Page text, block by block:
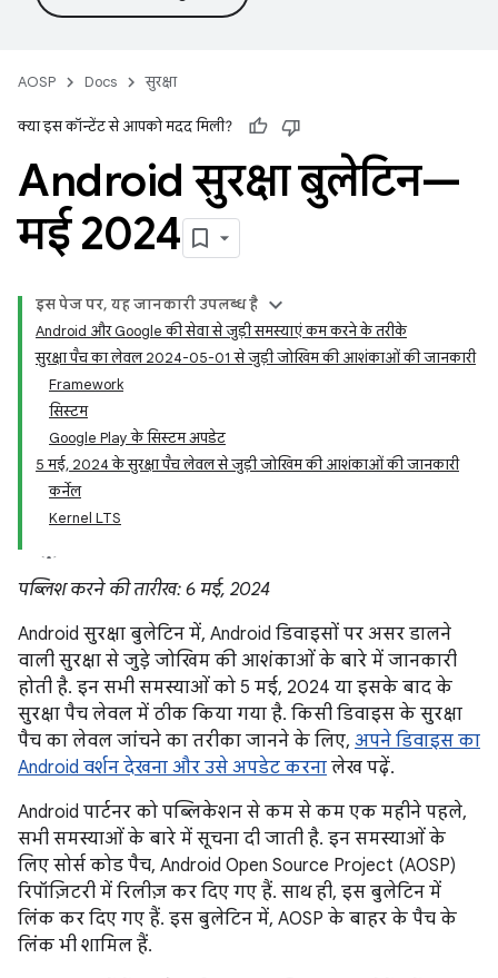
AOSP Docs सुरक्षा
क्या इस कॉन्टेंट से आपको मदद मिली?
Android सुरक्षा बुलेटिन—
मई 2024
इस पेज पर, यह जानकारी उपलब्ध है
Android और Google की सेवा से जुड़ी समस्याएं कम करने के तरीके
सुरक्षा पैच का लेवल 2024-05-01 से जुड़ी जोखिम की आशंकाओं की जानकारी
Framework
सिस्टम
Google Play के सिस्टम अपडेट
5 मई, 2024 के सुरक्षा पैच लेवल से जुड़ी जोखिम की आशंकाओं की जानकारी
कर्नेल
Kernel LTS
पब्लिश करने की तारीख: 6 मई, 2024
Android सुरक्षा बुलेटिन में, Android डिवाइसों पर असर डालने
वाली सुरक्षा से जुड़े जोखिम की आशंकाओं के बारे में जानकारी
होती है. इन सभी समस्याओं को 5 मई, 2024 या इसके बाद के
सुरक्षा पैच लेवल में ठीक किया गया है. किसी डिवाइस के सुरक्षा
पैच का लेवल जांचने का तरीका जानने के लिए, अपने डिवाइस का
Android वर्शन देखना और उसे अपडेट करना लेख पढ़ें.
Android पार्टनर को पब्लिकेशन से कम से कम एक महीने पहले,
सभी समस्याओं के बारे में सूचना दी जाती है. इन समस्याओं के
लिए सोर्स कोड पैच, Android Open Source Project (AOSP)
रिपॉज़िटरी में रिलीज़ कर दिए गए हैं. साथ ही, इस बुलेटिन में
लिंक कर दिए गए हैं. इस बुलेटिन में, AOSP के बाहर के पैच के
लिंक भी शामिल हैं.